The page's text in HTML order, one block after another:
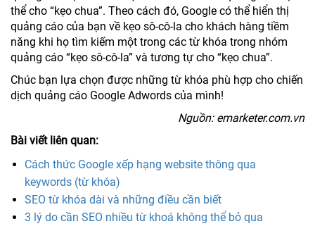
thể cho “kẹo chua”. Theo cách đó, Google có thể hiển thị
quảng cáo của bạn về kẹo sô-cô-la cho khách hàng tiềm
năng khi họ tìm kiếm một trong các từ khóa trong nhóm
quảng cáo “kẹo sô-cô-la” và tương tự cho “kẹo chua”.
Chúc bạn lựa chọn được những từ khóa phù hợp cho chiến
dịch quảng cáo Google Adwords của mình!
Nguồn: emarketer.com.vn
Bài viết liên quan:
Cách thức Google xếp hạng website thông qua
keywords (từ khóa)
SEO từ khóa dài và những điều cần biết
3 lý do cần SEO nhiều từ khoá không thể bỏ qua